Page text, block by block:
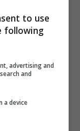
sulla
busta, se non
di
al costo del
di invitati. In
to use
following
advertising and
and
a device